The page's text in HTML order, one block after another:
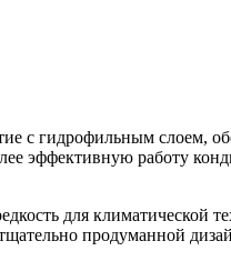
с гидрофильным слоем,
эффективную работу
для климатической
продуманной